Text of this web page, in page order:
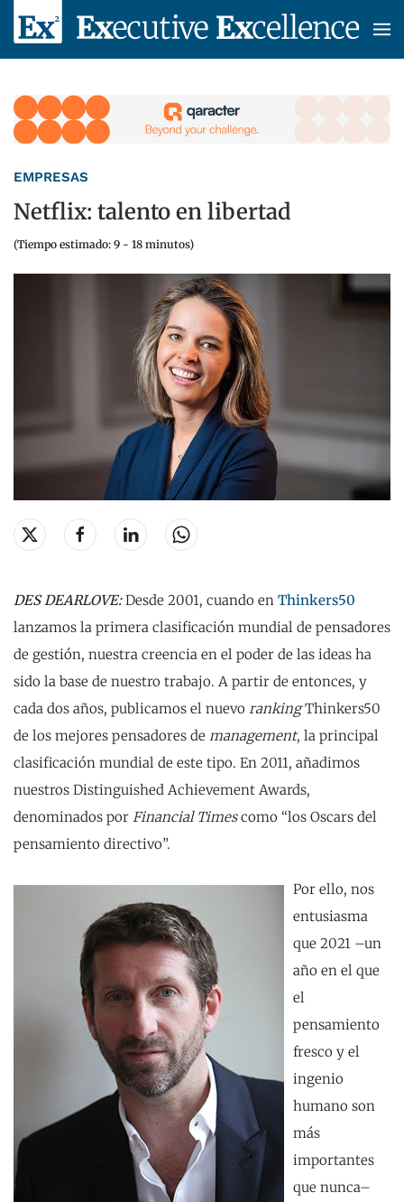
Skip to main content
EMPRESAS
Netflix: talento en libertad
(Tiempo estimado: 9 - 18 minutos)
DES DEARLOVE:Desde 2001, cuando en Thinkers50
lanzamos la primera clasificación mundial de pensadores
de gestión, nuestra creencia en el poder de las ideas ha
sido la base de nuestro trabajo. A partir de entonces, y
cada dos años, publicamos el nuevo rankingThinkers50
de los mejores pensadores de management, la principal
clasificación mundial de este tipo. En 2011, añadimos
nuestros Distinguished Achievement Awards,
denominados por Financial Timescomo “los Oscars del
pensamiento directivo”.
Por ello, nos
entusiasma
que 2021 –un
año en el que
el
pensamiento
fresco y el
ingenio
humano son
más
importantes
que nunca–